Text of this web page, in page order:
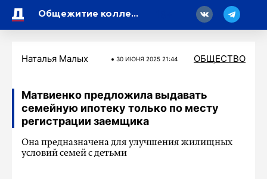
Общежитие колледжа культуры и искусства в Петербурге ждет капитальный ремонт
Наталья Малых 30 ИЮНЯ 2025 21:44 ОБЩЕСТВО
Матвиенко предложила выдавать
семейную ипотеку только по месту
регистрации заемщика
Она предназначена для улучшения жилищных
условий семей с детьми